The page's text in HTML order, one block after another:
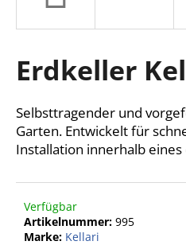
Erdkeller
Selbsttragender und
Garten. Entwickelt für
Installation innerhalb eines
Verfügbar
Artikelnummer: 995
Marke: Kellari
SUCHEN
W
i
e
m
p